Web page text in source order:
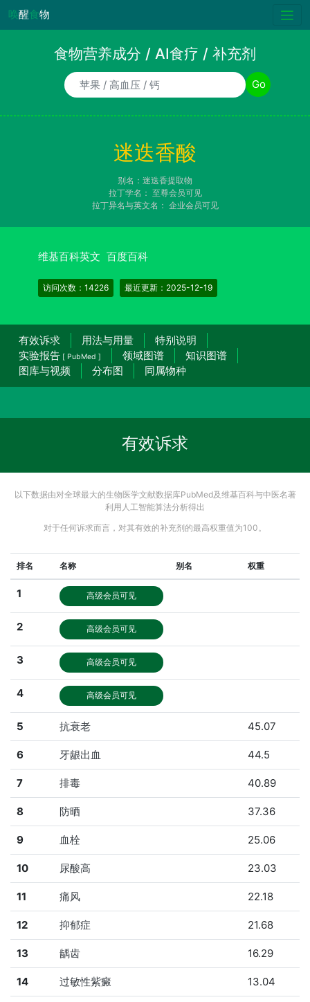
唤醒食物
食物营养成分 / AI食疗 / 补充剂
食物/AI食疗诉求/补充剂名称 Go
迷迭香酸
别名：迷迭香提取物
拉丁学名： 至尊会员可见
拉丁异名与英文名： 企业会员可见
维基百科英文 百度百科
访问次数：14226 最近更新：2025-12-19
有效诉求 用法与用量
特别说明
实验报告 [ PubMed ] 领域图谱
知识图谱
图库与视频
分布图 同属物种
有效诉求
以下数据由对全球最大的生物医学文献数据库PubMed及维基百科与中医名著
利用人工智能算法分析得出
对于任何诉求而言，对其有效的补充剂的最高权重值为100。
排名 名称 别名 权重
1 高级会员可见
2 高级会员可见
3 高级会员可见
4 高级会员可见
5 抗衰老 45.07
6 牙龈出血 44.5
7 排毒 40.89
8 防晒 37.36
9 血栓 25.06
10 尿酸高 23.03
11 痛风 22.18
12 抑郁症 21.68
13 龋齿 16.29
14 过敏性紫癜 13.04